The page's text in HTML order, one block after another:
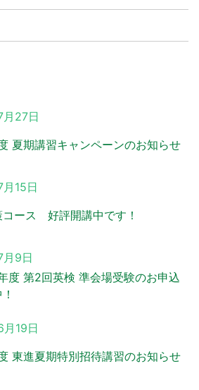
夏期講習キャンペーンのお知らせ
27日
コース 好評開講中です！
15日
第2回英検 準会場受験のお申込
9日
東進夏期特別招待講習のお知らせ
19日